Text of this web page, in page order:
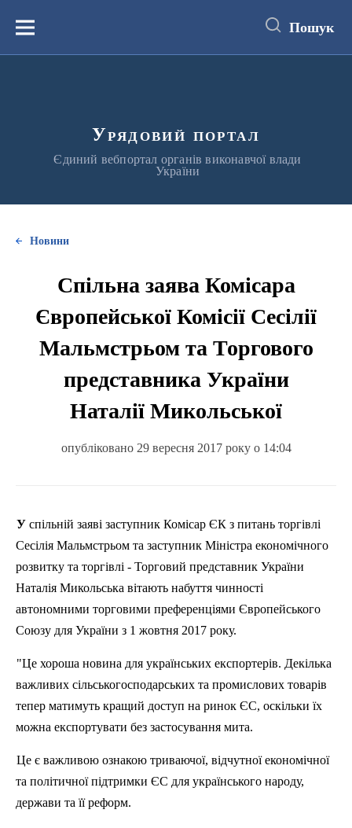
вмістуМеню Пошук
Урядовий портал
Єдиний вебпортал органів виконавчої влади
України
Новини
Спільна заява Комісара
Європейської Комісії Сесілії
Мальмстрьом та Торгового
представника України
Наталії Микольської
опубліковано 29 вересня 2017 року о 14:04
У спільній заяві заступник Комісар ЄК з питань торгівлі
Сесілія Мальмстрьом та заступник Міністра економічного
розвитку та торгівлі - Торговий представник України
Наталія Микольська вітають набуття чинності
автономними торговими преференціями Європейського
Союзу для України з 1 жовтня 2017 року.
"Це хороша новина для українських експортерів. Декілька
важливих сільськогосподарських та промислових товарів
тепер матимуть кращий доступ на ринок ЄС, оскільки їх
можна експортувати без застосування мита.
Це є важливою ознакою триваючої, відчутної економічної
та політичної підтримки ЄС для українського народу,
держави та її реформ.